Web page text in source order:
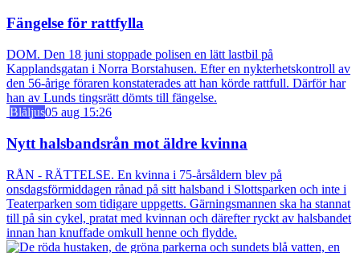
Fängelse för rattfylla
DOM. Den 18 juni stoppade polisen en lätt lastbil på
Kapplandsgatan i Norra Borstahusen. Efter en nykterhetskontroll av
den 56-årige föraren konstaterades att han körde rattfull. Därför har
han av Lunds tingsrätt dömts till fängelse.
Blåljus05 aug 15:26
Nytt halsbandsrån mot äldre kvinna
RÅN - RÄTTELSE. En kvinna i 75-årsåldern blev på
onsdagsförmiddagen rånad på sitt halsband i Slottsparken och inte i
Teaterparken som tidigare uppgetts. Gärningsmannen ska ha stannat
till på sin cykel, pratat med kvinnan och därefter ryckt av halsbandet
innan han knuffade omkull henne och flydde.